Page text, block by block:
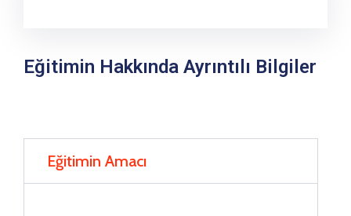
Eğitimin Hakkında Ayrıntılı Bilgiler
Eğitimin Amacı